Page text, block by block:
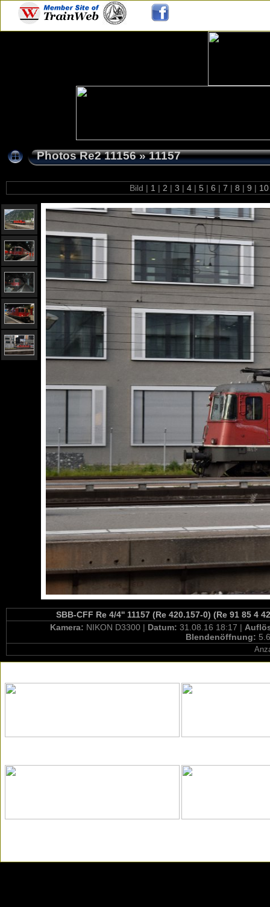
Photos Re2 11156»11157
Bild | 1 | 2 | 3 | 4 | 5 | 6 | 7 | 8 | 9 |
SBB-CFF Re 4/4'' 11157 (Re 420.157-0) (Re 91 85 4
Kamera: NIKON D3300 | Datum: 31.08.16 18:17 |
Blendenöffnung: